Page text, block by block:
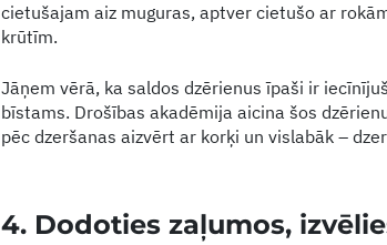
cietušajam aiz muguras, aptver cietušo ar
krūtīm.
Jāņem vērā, ka saldos dzērienus īpaši ir
bīstams. Drošības akadēmija aicina šos
pēc dzeršanas aizvērt ar korķi un vislabāk –
4. Dodoties zaļumos,